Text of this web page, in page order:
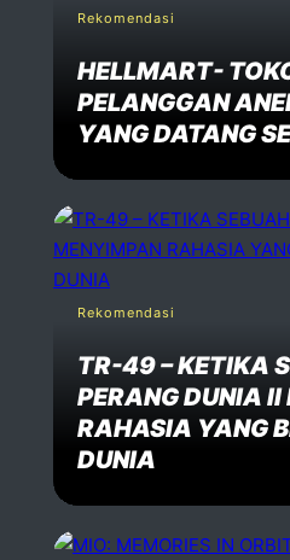
Rekomendasi
HELLMART-
PELANGGAN
YANG DATANG
Rekomendasi
TR-49 – KETIKA
PERANG DUNIA
RAHASIA YANG
DUNIA